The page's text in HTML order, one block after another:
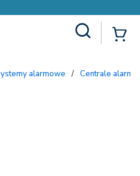
Systemy alarmowe / Centrale